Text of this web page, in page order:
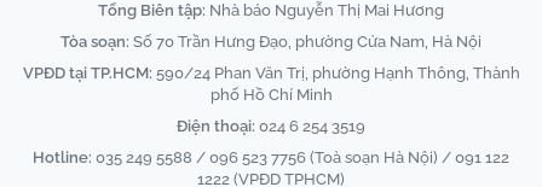
Tổng Biên tập: Nhà báo Nguyễn Thị Mai Hương
Tòa soạn: Số 70 Trần Hưng Đạo, phường Cửa Nam, Hà Nội
VPĐD tại TP.HCM: 590/24 Phan Văn Trị, phường Hạnh Thông, Thành
phố Hồ Chí Minh
Điện thoại: 024 6 254 3519
Hotline: 035 249 5588 / 096 523 7756 (Toà soạn Hà Nội) / 091 122
1222 (VPĐD TPHCM)